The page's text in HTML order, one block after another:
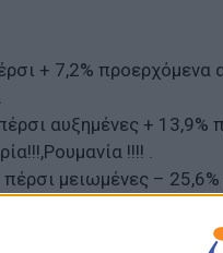
+ 7,2% προερχόμενα
αυξημένες +
!!!! .
μειωμένες –
ως προερχόμενα από
πρακτικές